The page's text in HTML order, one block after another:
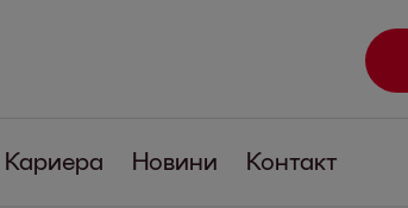
Кариера Новини Контакт